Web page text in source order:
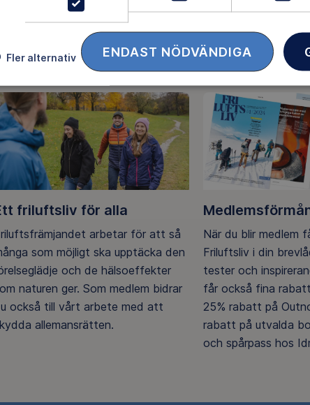
friluftsliv för alla
arbetar för att så
som möjligt ska upptäcka den
och de hälsoeffekter
naturen ger. Som medlem bidrar
också till vårt arbete med att
allemansrätten.
När du blir medlem
Friluftsliv i din
tester och
får också fina
25% rabatt på
rabatt på utvalda
och spårpass hos
ENDAST NÖDVÄNDIGA
Fler alternativ